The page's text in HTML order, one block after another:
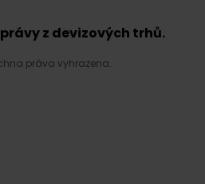
z devizových trhů.
práva vyhrazena.